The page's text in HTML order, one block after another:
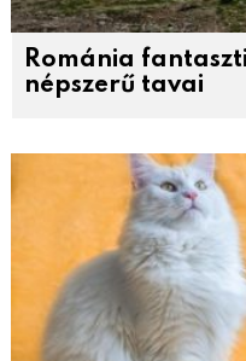
Románia
népszerű tavai